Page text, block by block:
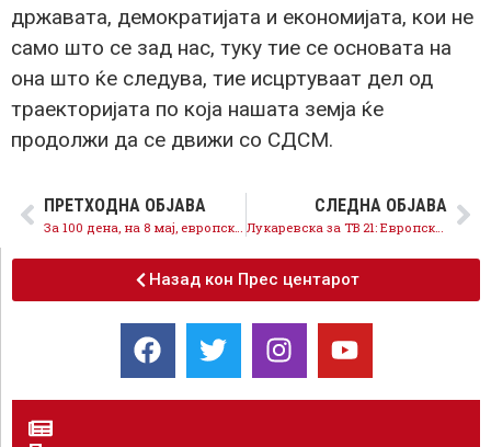
државата, демократијата и економијата, кои не
само што се зад нас, туку тие се основата на
она што ќе следува, тие исцртуваат дел од
траекторијата по која нашата земја ќе
продолжи да се движи со СДСМ.
ПРЕТХОДНА ОБЈАВА СЛЕДНА ОБЈАВА
Лукаревска за ТВ 21: Европскиот фронт ќе ја извојува победата во пресрет на Денот на Европа
Назад кон Прес центарот